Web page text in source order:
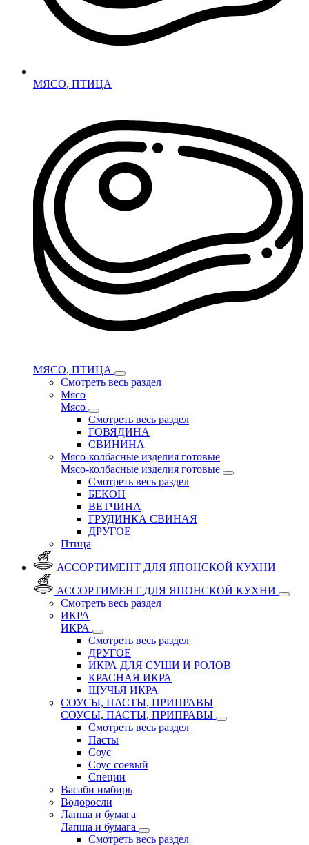
МЯСО, ПТИЦА
МЯСО, ПТИЦА
Смотреть весь раздел
Мясо
Мясо
Смотреть весь раздел
ГОВЯДИНА
СВИНИНА
Мясо-колбасные изделия готовые
Мясо-колбасные изделия готовые
Смотреть весь раздел
БЕКОН
ВЕТЧИНА
ГРУДИНКА СВИНАЯ
ДРУГОЕ
Птица
АССОРТИМЕНТ ДЛЯ ЯПОНСКОЙ КУХНИ
АССОРТИМЕНТ ДЛЯ ЯПОНСКОЙ КУХНИ
Смотреть весь раздел
ИКРА
ИКРА
Смотреть весь раздел
ДРУГОЕ
ИКРА ДЛЯ СУШИ И РОЛОВ
КРАСНАЯ ИКРА
ЩУЧЬЯ ИКРА
СОУСЫ, ПАСТЫ, ПРИПРАВЫ
СОУСЫ, ПАСТЫ, ПРИПРАВЫ
Смотреть весь раздел
Пасты
Соус
Соус соевый
Специи
Васаби имбирь
Водоросли
Лапша и бумага
Лапша и бумага
Смотреть весь раздел